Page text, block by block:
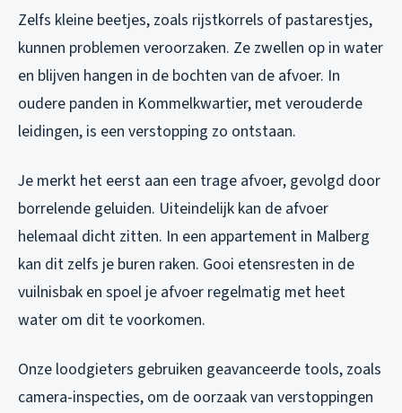
Zelfs kleine beetjes, zoals rijstkorrels of pastarestjes,
kunnen problemen veroorzaken. Ze zwellen op in water
en blijven hangen in de bochten van de afvoer. In
oudere panden in Kommelkwartier, met verouderde
leidingen, is een verstopping zo ontstaan.
Je merkt het eerst aan een trage afvoer, gevolgd door
borrelende geluiden. Uiteindelijk kan de afvoer
helemaal dicht zitten. In een appartement in Malberg
kan dit zelfs je buren raken. Gooi etensresten in de
vuilnisbak en spoel je afvoer regelmatig met heet
water om dit te voorkomen.
Onze loodgieters gebruiken geavanceerde tools, zoals
camera-inspecties, om de oorzaak van verstoppingen